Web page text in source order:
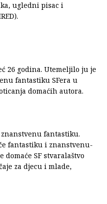
ugledni pisac i
26 godina. Utemeljilo ju je
fantastiku SFera u
domaćih autora.
znanstvenu fantastiku.
fantastiku i znanstvenu-
SF stvaralaštvo
za djecu i mlade,